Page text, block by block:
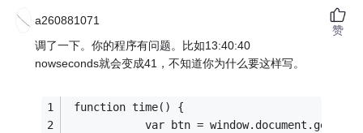
a260881071
调了一下。你的程序有问题。比如13:40:40
nowseconds就会变成41，不知道你为什么要这样写。
function time() {
var btn =
赞